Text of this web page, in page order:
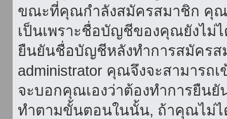
ขณะที่คุณกำลังสมัครสมาชิก คุ
เป็นเพราะชื่อบัญชีของคุณยังไม่
ยืนยันชื่อบัญชีหลังทำการสมัครส
administrator คุณจึงจะสามาร
จะบอกคุณเองว่าต้องทำการยืน
ทำตามขั้นตอนในนั้น, ถ้าคุณไม่